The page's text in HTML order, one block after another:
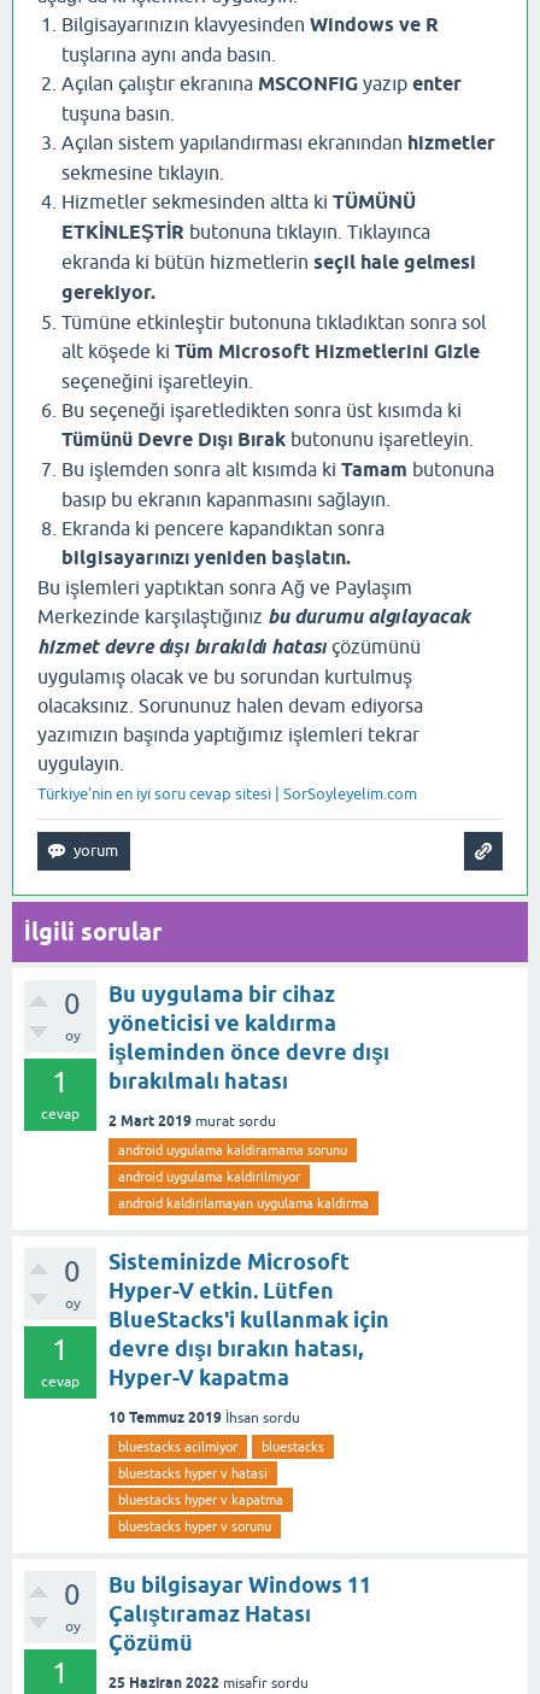
Bilgisayarınızın klavyesinden Windows ve R
tuşlarına aynı anda basın.
Açılan çalıştır ekranına MSCONFIG yazıp enter
tuşuna basın.
Açılan sistem yapılandırması ekranından hizmetler
sekmesine tıklayın.
Hizmetler sekmesinden altta ki TÜMÜNÜ
ETKİNLEŞTİR butonuna tıklayın. Tıklayınca
ekranda ki bütün hizmetlerin seçil hale gelmesi
gerekiyor.
Tümüne etkinleştir butonuna tıkladıktan sonra sol
alt köşede ki Tüm Microsoft Hizmetlerini Gizle
seçeneğini işaretleyin.
Bu seçeneği işaretledikten sonra üst kısımda ki
Tümünü Devre Dışı Bırak butonunu işaretleyin.
Bu işlemden sonra alt kısımda ki Tamam butonuna
basıp bu ekranın kapanmasını sağlayın.
Ekranda ki pencere kapandıktan sonra
bilgisayarınızı yeniden başlatın.
Bu işlemleri yaptıktan sonra Ağ ve Paylaşım
Merkezinde karşılaştığınız bu durumu algılayacak
hizmet devre dışı bırakıldı hatası çözümünü
uygulamış olacak ve bu sorundan kurtulmuş
olacaksınız. Sorununuz halen devam ediyorsa
yazımızın başında yaptığımız işlemleri tekrar
uygulayın.
Türkiye'nin en iyi soru cevap sitesi | SorSoyleyelim.com
İlgili sorular
0
oy
1
cevap
Bu uygulama bir cihaz
yöneticisi ve kaldırma
işleminden önce devre dışı
bırakılmalı hatası
2 Mart 2019 murat sordu
android uygulama kaldiramama sorunu
android uygulama kaldirilmiyor
android kaldirilamayan uygulama kaldirma
0
oy
1
cevap
Sisteminizde Microsoft
Hyper-V etkin. Lütfen
BlueStacks'i kullanmak için
devre dışı bırakın hatası,
Hyper-V kapatma
10 Temmuz 2019 İhsan sordu
bluestacks acilmiyor
bluestacks
bluestacks hyper v hatasi
bluestacks hyper v kapatma
bluestacks hyper v sorunu
0
oy
1
Bu bilgisayar Windows 11
Çalıştıramaz Hatası
Çözümü
25 Haziran 2022 misafir sordu